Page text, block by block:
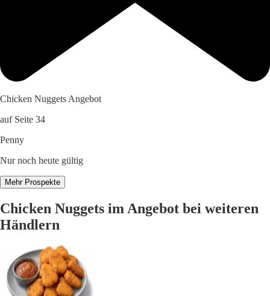
Chicken Nuggets Angebot
auf Seite 34
Penny
Nur noch heute gültig
Mehr Prospekte
Chicken Nuggets im Angebot bei weiteren
Händlern